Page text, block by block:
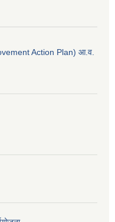
Action Plan) आ.व.